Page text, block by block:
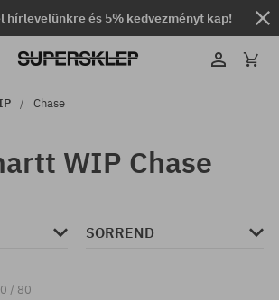
hírlevelünkre és 5% kedvezményt kap!
Chase
WIP Chase
SORREND
/ 80